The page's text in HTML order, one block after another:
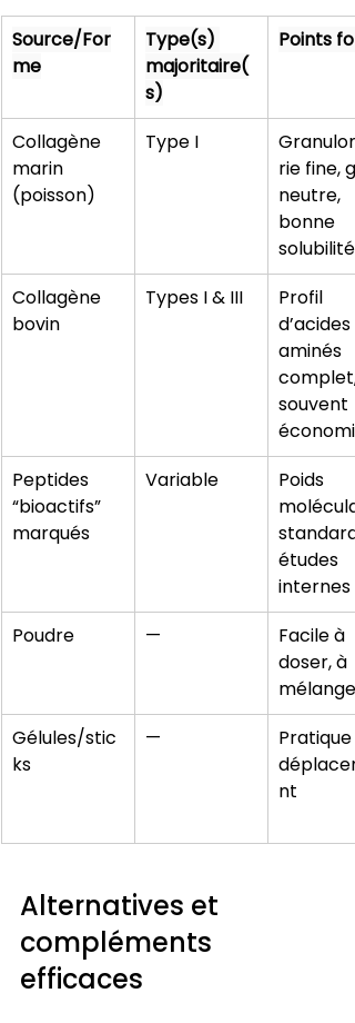
Source/For
me
Type(s)
majoritaire(
s)
Points
Collagène
marin
(poisson)
Type I
rie fine,
neutre,
bonne
solubilité
Collagène
bovin
Types I & III
Profil
d’acides
aminés
complet,
souvent
Peptides
“bioactifs”
marqués
Variable
Poids
études
internes
Poudre
—
Facile à
doser, à
mélanger
Gélules/stic
ks
—
Pratique
nt
Alternatives et
compléments
efficaces